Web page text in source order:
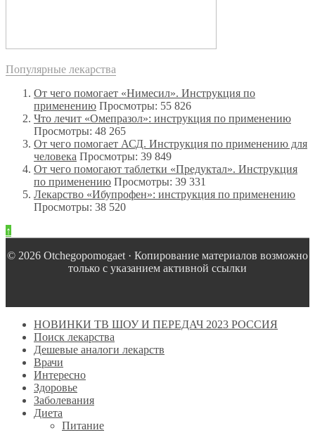
Популярные лекарства
От чего помогает «Нимесил». Инструкция по
применению Просмотры: 55 826
Что лечит «Омепразол»: инструкция по применению
Просмотры: 48 265
От чего помогает АСД. Инструкция по применению для
человека Просмотры: 39 849
От чего помогают таблетки «Предуктал». Инструкция
по применению Просмотры: 39 331
Лекарство «Ибупрофен»: инструкция по применению
Просмотры: 38 520
↑
© 2026 Оtchegopomogaet · Копирование материалов возможно
только с указанием активной ссылки
НОВИНКИ ТВ ШОУ И ПЕРЕДАЧ 2023 РОССИЯ
Поиск лекарства
Дешевые аналоги лекарств
Врачи
Интересно
Здоровье
Заболевания
Диета
Питание